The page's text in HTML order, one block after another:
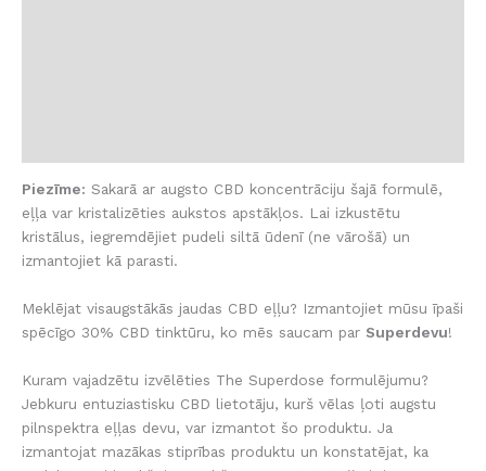
Piezīme: Sakarā ar augsto CBD koncentrāciju šajā formulē,
eļļa var kristalizēties aukstos apstākļos. Lai izkustētu
kristālus, iegremdējiet pudeli siltā ūdenī (ne vārošā) un
izmantojiet kā parasti.
Meklējat visaugstākās jaudas CBD eļļu? Izmantojiet mūsu īpaši
spēcīgo 30% CBD tinktūru, ko mēs saucam par Superdevu!
Kuram vajadzētu izvēlēties The Superdose formulējumu?
Jebkuru entuziastisku CBD lietotāju, kurš vēlas ļoti augstu
pilnspektra eļļas devu, var izmantot šo produktu. Ja
izmantojat mazākas stiprības produktu un konstatējat, ka